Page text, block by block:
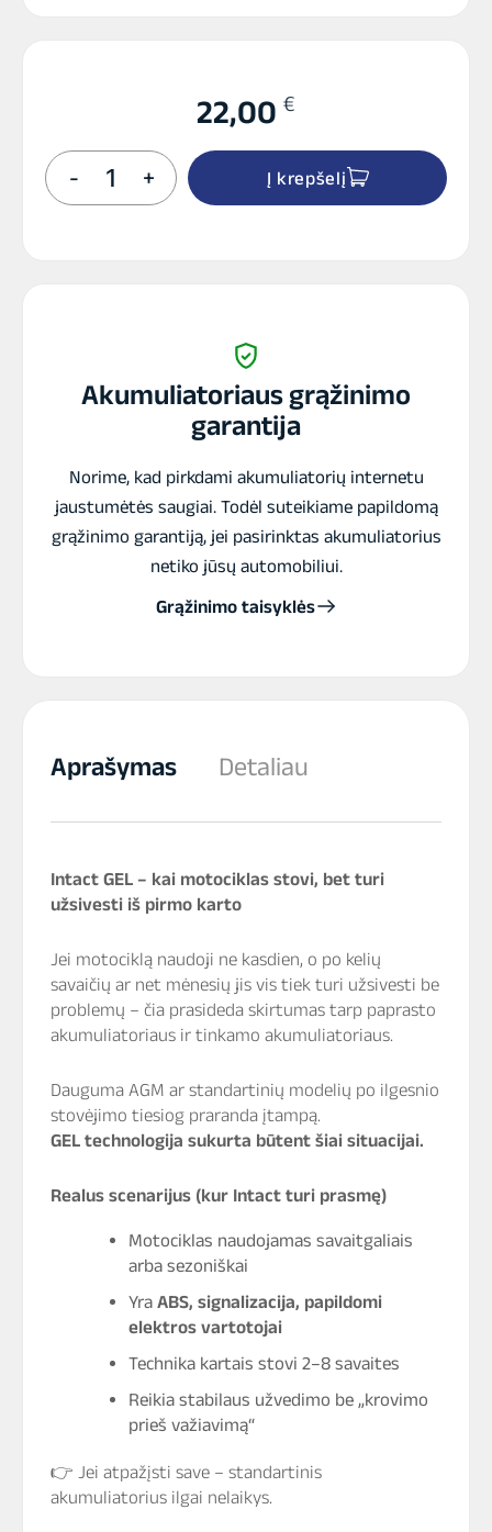
22,00 €
-
produkto
kiekis:
INTACT
+ Į krepšelį
Akumuliatoriaus grąžinimo
garantija
Norime, kad pirkdami akumuliatorių internetu
jaustumėtės saugiai. Todėl suteikiame papildomą
grąžinimo garantiją, jei pasirinktas akumuliatorius
netiko jūsų automobiliui.
Grąžinimo taisyklės
Aprašymas Detaliau
Intact GEL – kai motociklas stovi, bet turi
užsivesti iš pirmo karto
Jei motociklą naudoji ne kasdien, o po kelių
savaičių ar net mėnesių jis vis tiek turi užsivesti be
problemų – čia prasideda skirtumas tarp paprasto
akumuliatoriaus ir tinkamo akumuliatoriaus.
Dauguma AGM ar standartinių modelių po ilgesnio
stovėjimo tiesiog praranda įtampą.
GEL technologija sukurta būtent šiai situacijai.
Realus scenarijus (kur Intact turi prasmę)
Motociklas naudojamas savaitgaliais
arba sezoniškai
Yra ABS, signalizacija, papildomi
elektros vartotojai
Technika kartais stovi 2–8 savaites
Reikia stabilaus užvedimo be „krovimo
prieš važiavimą“
👉 Jei atpažįsti save – standartinis
akumuliatorius ilgai nelaikys.